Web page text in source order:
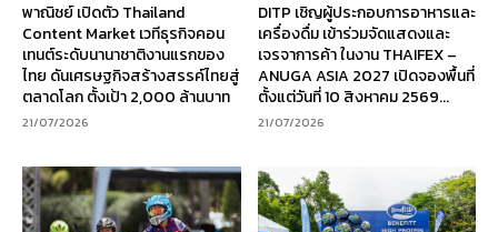
พาณิชย์ เปิดตัว Thailand
Content Market เวทีธุรกิจคอน
เทนต์ระดับนานาชาติงานแรกของ
ไทย ดันเศรษฐกิจสร้างสรรค์ไทยสู่
ตลาดโลก ตั้งเป้า 2,000 ล้านบาท
21/07/2026
DITP เชิญผู้ประกอบการอาหารและ
เครื่องดื่ม เข้าร่วมจัดแสดงและ
เจรจาการค้า ในงาน THAIFEX –
ANUGA ASIA 2027 เปิดจองพื้นที่
ตั้งแต่วันที่ 10 สิงหาคม 2569...
21/07/2026